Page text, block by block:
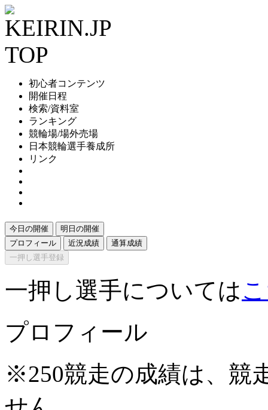
初心者コンテンツ
開催日程
検索/資料室
ランキング
競輪場/場外売場
日本競輪選手養成所
リンク
今日の開催
明日の開催
プロフィール
近況成績
通算成績
一押し選手登録
一押し選手については
プロフィール
※250競走の成績は、競